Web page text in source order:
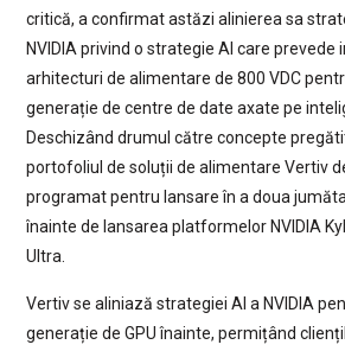
critică, a confirmat astăzi alinierea sa
NVIDIA privind o strategie AI care
arhitecturi de alimentare de 800 VDC
generație de centre de date axate pe
Deschizând drumul către concepte
portofoliul de soluții de alimentare Vertiv
programat pentru lansare în a doua
înainte de lansarea platformelor NVIDIA
Ultra.
Vertiv se aliniază strategiei AI a NVIDIA
generație de GPU înainte, permițând